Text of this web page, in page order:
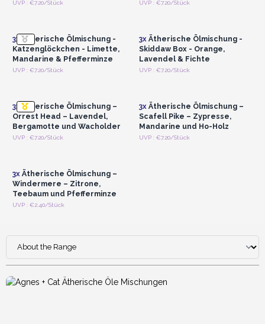
UVP : €7.20/Stück UVP : €7.20/Stück
Anmelden oder
3x Ätherische Ölmischung -
Katzenglöckchen - Limette,
Mandarine & Pfefferminze
UVP : €7.20/Stück
Anmelden oder
3xÄtherische Ölmischung -
Skiddaw Box - Orange,
Lavendel & Fichte
UVP : €7.20/Stück
Anmelden oder
3x Ätherische Ölmischung –
Orrest Head – Lavendel,
Bergamotte und Wacholder
UVP : €7.20/Stück
Anmelden oder
3xÄtherische Ölmischung –
Scafell Pike – Zypresse,
Mandarine und Ho-Holz
UVP : €7.20/Stück
Anmelden oder
3xÄtherische Ölmischung –
Windermere – Zitrone,
Teebaum und Pfefferminze
UVP : €2.40/Stück